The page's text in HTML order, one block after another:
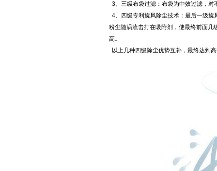
3、三级布袋过滤：布袋为中效过滤，
4、四级专利旋风除尘技术：最后一级
粉尘随涡流击打在吸附剂，使最终前面
高。
以上几种四级除尘优势互补，最终达到